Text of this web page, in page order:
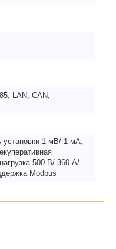
LAN, CAN,
установки 1 мВ/ 1 мА,
500 В/ 360 А/
Modbus